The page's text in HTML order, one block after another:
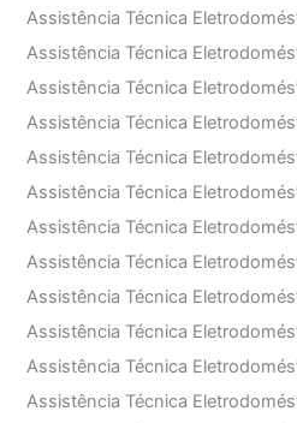
Assistência Técnica
Assistência Técnica
Assistência Técnica
Assistência Técnica
Assistência Técnica
Assistência Técnica
Assistência Técnica
Assistência Técnica
Assistência Técnica
Assistência Técnica
Assistência Técnica
Assistência Técnica